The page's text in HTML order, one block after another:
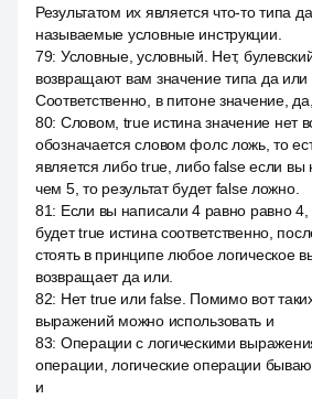
Результатом их является что-то типа
называемые условные инструкции.
79: Условные, условный. Нет,
возвращают вам значение типа да или
Соответственно, в питоне значение,
80: Словом, true истина значение нет
обозначается словом фолс ложь, то
является либо true, либо false если вы
чем 5, то результат будет false ложно.
81: Если вы написали 4 равно равно 4,
будет true истина соответственно,
стоять в принципе любое логическое
возвращает да или.
82: Нет true или false. Помимо вот
выражений можно использовать и
83: Операции с логическими
операции, логические операции
и